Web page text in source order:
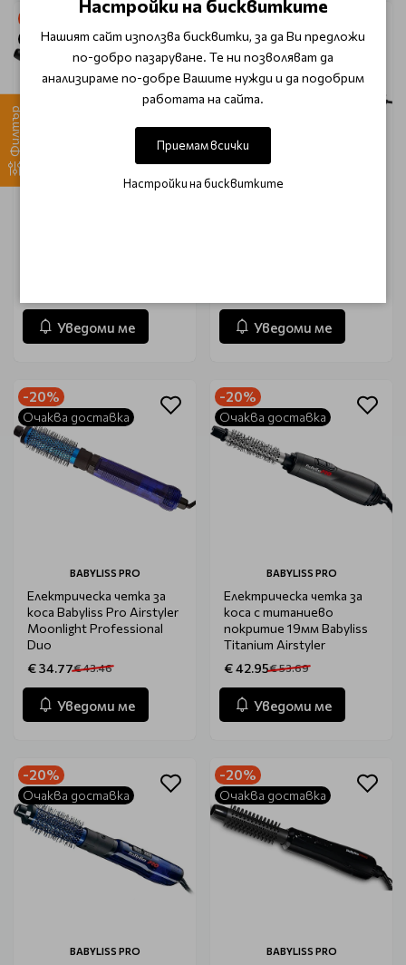
Филтър
Очаква доставка
Уведоми ме
-26%
Очаква доставка
Уведоми ме
-20%
Очаква доставка
BABYLISS PRO
Електрическа четка за
коса Babyliss Pro Airstyler
Moonlight Professional
Duo
€ 34.77€ 43.46
Уведоми ме
-20%
Очаква доставка
BABYLISS PRO
Електрическа четка за
коса с титаниево
покритие 19мм Babyliss
Titanium Airstyler
€ 42.95€ 53.69
Уведоми ме
-20%
Очаква доставка
BABYLISS PRO
-20%
Очаква доставка
BABYLISS PRO
Настройки на бисквитките
Нашият сайт използва бисквитки, за да Ви предложи
по-добро пазаруване. Те ни позволяват да
анализираме по-добре Вашите нужди и да подобрим
работата на сайта.
Приемам всички
Настройки на бисквитките